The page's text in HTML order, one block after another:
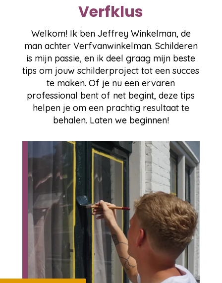
Verfklus
Welkom! Ik ben Jeffrey Winkelman, de
man achter Verfvanwinkelman. Schilderen
is mijn passie, en ik deel graag mijn beste
tips om jouw schilderproject tot een succes
te maken. Of je nu een ervaren
professional bent of net begint, deze tips
helpen je om een prachtig resultaat te
behalen. Laten we beginnen!